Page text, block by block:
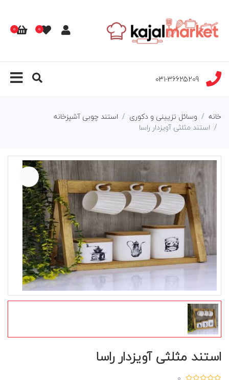
0
0
031-36625209
خانه وسائل تزیینی و دکوری
استند چوبی آشپزخانه
استند مثلثی آویزدار راسا
استند مثلثی آویزدار راسا